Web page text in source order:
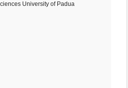
University of Padua